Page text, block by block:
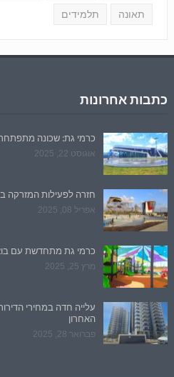
תאונה תלמידים
כתבות אחרונות
כרמי גת: שכונה
אוגוסט 22, 2025
חזרה לפעילות המזרקה
אפריל 08, 2025
כרמי גת מתחדשת עם
מרץ 25, 2025
האחרון
פברואר 28, 2025